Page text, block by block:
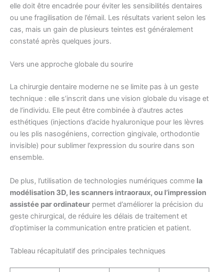
elle doit être encadrée pour éviter les sensibilités dentaires
ou une fragilisation de l’émail. Les résultats varient selon les
cas, mais un gain de plusieurs teintes est généralement
constaté après quelques jours.
Vers une approche globale du sourire
La chirurgie dentaire moderne ne se limite pas à un geste
technique : elle s’inscrit dans une vision globale du visage et
de l’individu. Elle peut être combinée à d’autres actes
esthétiques (injections d’acide hyaluronique pour les lèvres
ou les plis nasogéniens, correction gingivale, orthodontie
invisible) pour sublimer l’expression du sourire dans son
ensemble.
De plus, l’utilisation de technologies numériques comme la
modélisation 3D, les scanners intraoraux, ou l’impression
assistée par ordinateur permet d’améliorer la précision du
geste chirurgical, de réduire les délais de traitement et
d’optimiser la communication entre praticien et patient.
Tableau récapitulatif des principales techniques